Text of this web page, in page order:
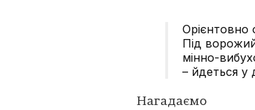
Орієнтовно
Під
мінно-
– йдеться у
Нагадаємо